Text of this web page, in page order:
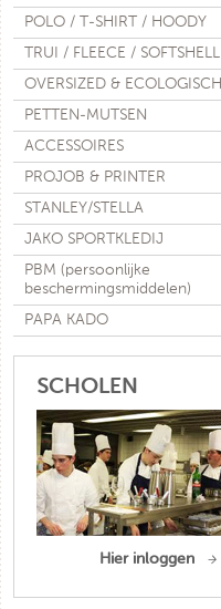
POLO / T-SHIRT / HOODY
TRUI / FLEECE / SOFTSHELL
OVERSIZED & ECOLOGISCH
PETTEN-MUTSEN
ACCESSOIRES
PROJOB & PRINTER
STANLEY/STELLA
JAKO SPORTKLEDIJ
PBM (persoonlijke
beschermingsmiddelen)
PAPA KADO
SCHOLEN
Hier inloggen